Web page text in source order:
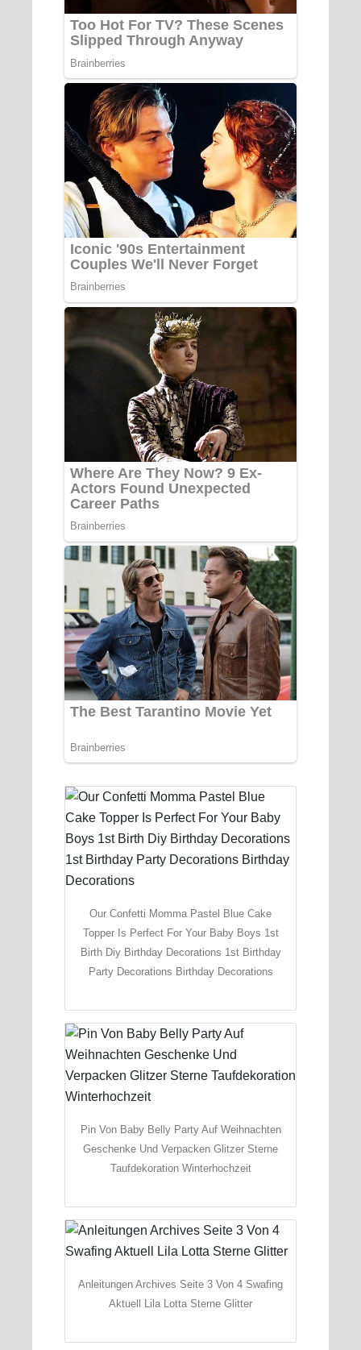
Our Confetti Momma Pastel Blue Cake
Topper Is Perfect For Your Baby Boys 1st
Birth Diy Birthday Decorations 1st Birthday
Party Decorations Birthday Decorations
Pin Von Baby Belly Party Auf Weihnachten
Geschenke Und Verpacken Glitzer Sterne
Taufdekoration Winterhochzeit
Anleitungen Archives Seite 3 Von 4 Swafing
Aktuell Lila Lotta Sterne Glitter